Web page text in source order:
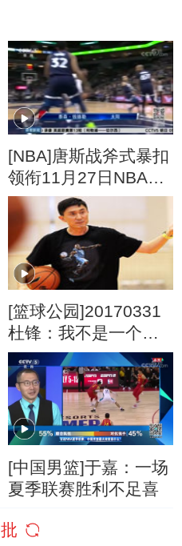
[NBA]唐斯战斧式暴扣
领衔11月27日NBA五
佳球
[篮球公园]20170331
杜锋：我不是一个理
想主义者
[中国男篮]于嘉：一场
夏季联赛胜利不足喜